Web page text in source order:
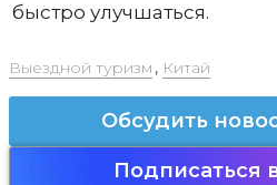
быстро улучшаться.
Выездной туризм , Китай
Обсудить
Подписаться